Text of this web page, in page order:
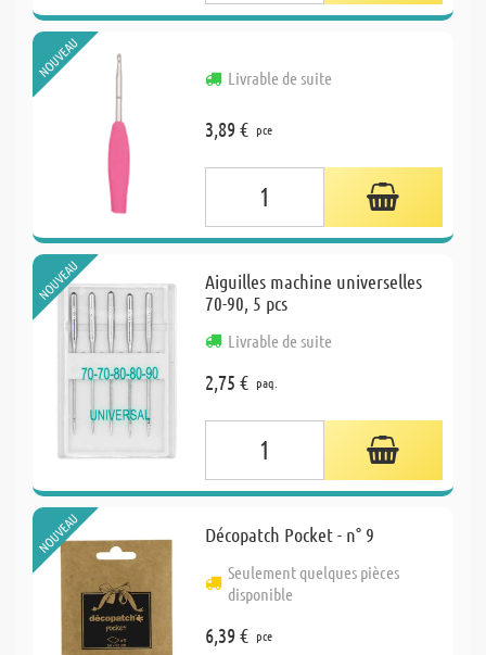
Livrable de suite
3,89 € pce
NOUVEAU
Aiguilles machine universelles
70-90, 5 pcs
Livrable de suite
2,75 € paq.
NOUVEAU
Décopatch Pocket - n° 9
Seulement quelques pièces
disponible
6,39 € pce
NOUVEAU